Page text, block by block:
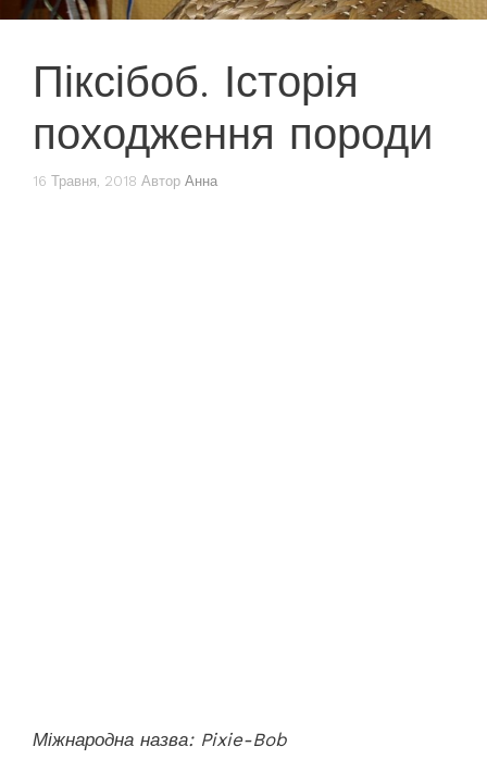
Піксібоб. Історія
походження породи
16 Травня, 2018 Автор Анна
Міжнародна назва: Pixie-Bob